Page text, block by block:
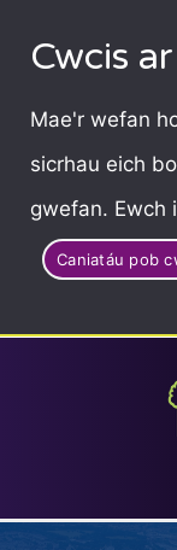
Cwcis
Mae'r wefan
sicrhau eich
gwefan. Ewch i
Caniatáu pob